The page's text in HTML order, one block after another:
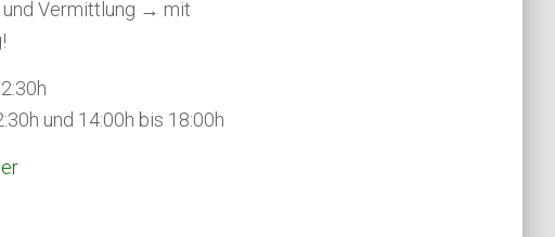
und Vermittlung → mit
und 14:00h bis 18:00h